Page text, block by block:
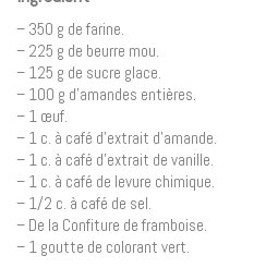
– 350 g de farine.
– 225 g de beurre mou.
– 125 g de sucre glace.
– 100 g d’amandes entières.
– 1 œuf.
– 1 c. à café d’extrait d’amande.
– 1 c. à café d’extrait de vanille.
– 1 c. à café de levure chimique.
– 1/2 c. à café de sel.
– De la Confiture de framboise.
– 1 goutte de colorant vert.